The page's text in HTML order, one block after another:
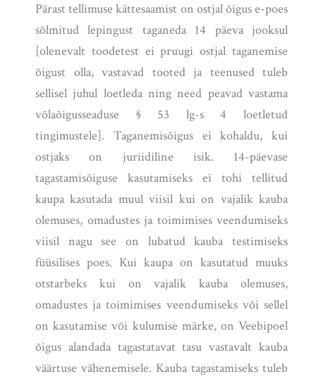
Pärast tellimuse kättesaamist on ostjal õigus e-poes
sõlmitud lepingust taganeda 14 päeva jooksul
[olenevalt toodetest ei pruugi ostjal taganemise
õigust olla, vastavad tooted ja teenused tuleb
sellisel juhul loetleda ning need peavad vastama
võlaõigusseaduse § 53 lg-s 4 loetletud
tingimustele]. Taganemisõigus ei kohaldu, kui
ostjaks on juriidiline isik. 14-päevase
tagastamisõiguse kasutamiseks ei tohi tellitud
kaupa kasutada muul viisil kui on vajalik kauba
olemuses, omadustes ja toimimises veendumiseks
viisil nagu see on lubatud kauba testimiseks
füüsilises poes. Kui kaupa on kasutatud muuks
otstarbeks kui on vajalik kauba olemuses,
omadustes ja toimimises veendumiseks või sellel
on kasutamise või kulumise märke, on Veebipoel
õigus alandada tagastatavat tasu vastavalt kauba
väärtuse vähenemisele. Kauba tagastamiseks tuleb